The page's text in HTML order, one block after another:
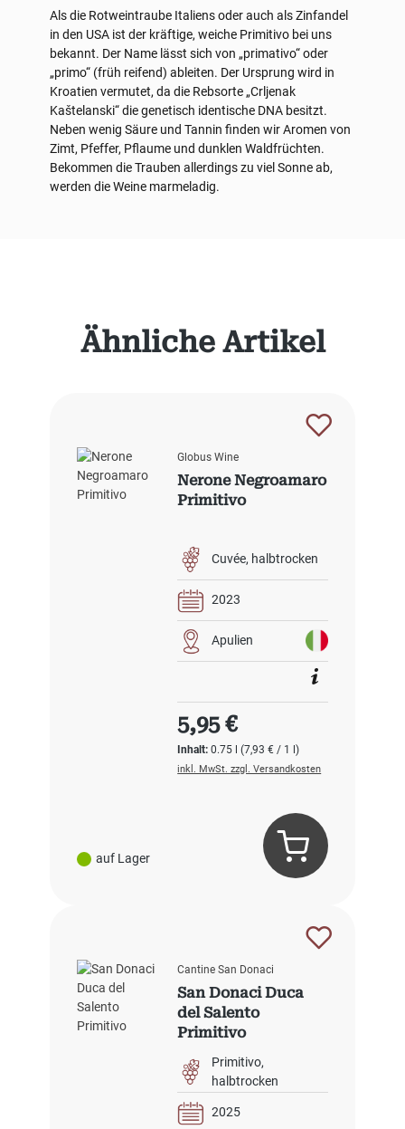
Produktgalerie überspringen
Ähnliche Artikel
auf Lager
Globus Wine
Nerone Negroamaro
Primitivo
Cuvée halbtrocken
2023
Apulien
Inhalt:0.75 l(7,93 € / 1 l)
Regulärer Preis:
5,95 €
inkl. MwSt. zzgl. Versandkosten
Cantine San Donaci
San Donaci Duca
del Salento
Primitivo
Primitivo
halbtrocken
2025
Als die Rotweintraube Italiens oder auch als Zinfandel
in den USA ist der kräftige, weiche Primitivo bei uns
bekannt. Der Name lässt sich von „primativo“ oder
„primo“ (früh reifend) ableiten. Der Ursprung wird in
Kroatien vermutet, da die Rebsorte „Crljenak
Kaštelanski“ die genetisch identische DNA besitzt.
Neben wenig Säure und Tannin finden wir Aromen von
Zimt, Pfeffer, Pflaume und dunklen Waldfrüchten.
Bekommen die Trauben allerdings zu viel Sonne ab,
werden die Weine marmeladig.